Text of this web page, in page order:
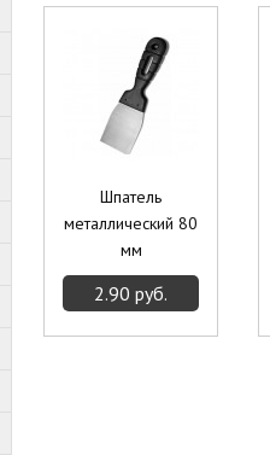
Шпатель
металлический 80
мм
2.90 руб.